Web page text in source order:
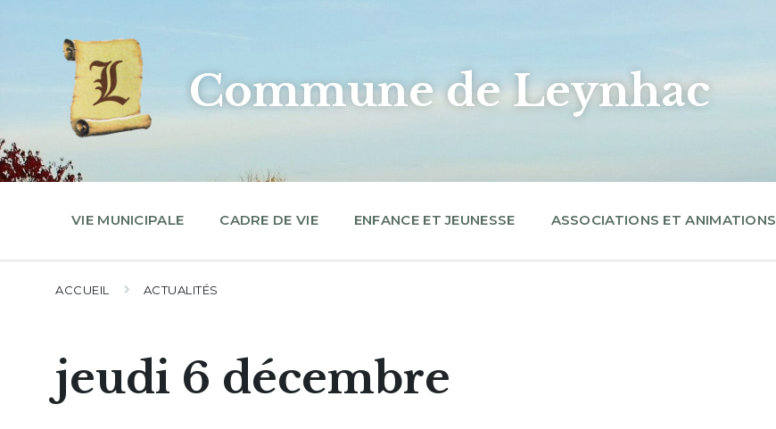
navigation
Commune de Leynhac
VIE MUNICIPALE CADRE DE VIE ENFANCE ET JEUNESSE ASSOCIATIONS ET ANIMATIONS
ACCUEIL ACTUALITÉS
jeudi 6 décembre